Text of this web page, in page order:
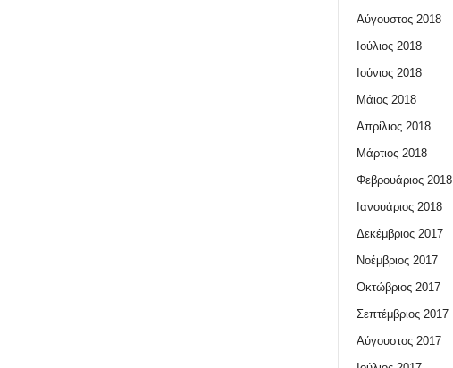
Αύγουστος 2018
Ιούλιος 2018
Ιούνιος 2018
Μάιος 2018
Απρίλιος 2018
Μάρτιος 2018
Φεβρουάριος 2018
Ιανουάριος 2018
Δεκέμβριος 2017
Νοέμβριος 2017
Οκτώβριος 2017
Σεπτέμβριος 2017
Αύγουστος 2017